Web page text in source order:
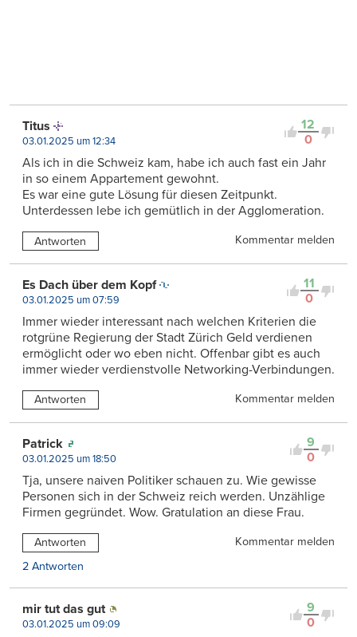
12
0
Titus
03.01.2025 um 12:34
Als ich in die Schweiz kam, habe ich auch fast ein Jahr
in so einem Appartement gewohnt.
Es war eine gute Lösung für diesen Zeitpunkt.
Unterdessen lebe ich gemütlich in der Agglomeration.
Antworten Kommentar melden
11
0
Es Dach über dem Kopf
03.01.2025 um 07:59
Immer wieder interessant nach welchen Kriterien die
rotgrüne Regierung der Stadt Zürich Geld verdienen
ermöglicht oder wo eben nicht. Offenbar gibt es auch
immer wieder verdienstvolle Networking-Verbindungen.
Antworten Kommentar melden
9
0
Patrick
03.01.2025 um 18:50
Tja, unsere naiven Politiker schauen zu. Wie gewisse
Personen sich in der Schweiz reich werden. Unzählige
Firmen gegründet. Wow. Gratulation an diese Frau.
Antworten
Kommentar melden
2 Antworten
9
0
mir tut das gut
03.01.2025 um 09:09